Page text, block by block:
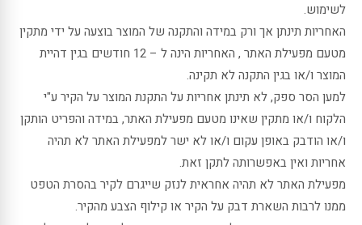
לשימוש.
האחריות תינתן אך ורק במידה והתקנה של המוצר בוצעה על ידי מתקין
מטעם מפעילת האתר , האחריות הינה ל – 12 חודשים בגין דהיית
המוצר ו/או בגין התקנה לא תקינה.
למען הסר ספק, לא תינתן אחריות על התקנת המוצר על הקיר ע"י
הלקוח ו/או מתקין שאינו מטעם מפעילת האתר, במידה והפריט הותקן
ו/או הודבק באופן עקום ו/או לא ישר למפעילת האתר לא תהיה
אחריות ואין באפשרותה לתקן זאת.
מפעילת האתר לא תהיה אחראית לנזק שייגרם לקיר בהסרת הטפט
ממנו לרבות השארת דבק על הקיר או קילוף הצבע מהקיר.